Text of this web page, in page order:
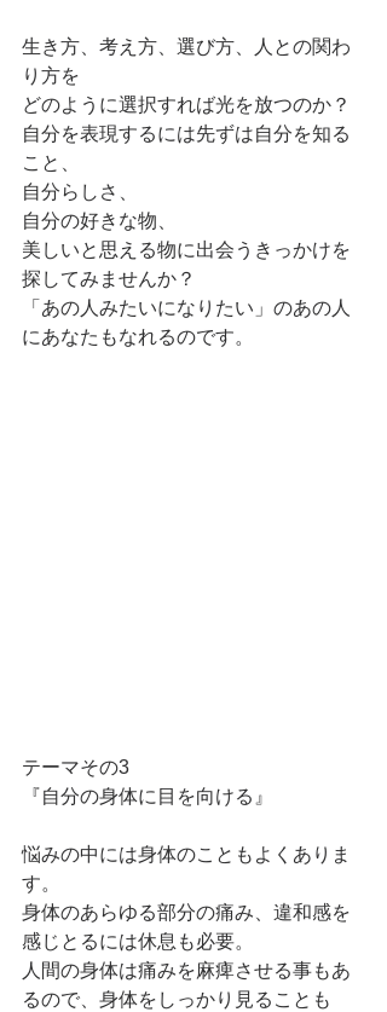
生き方、考え方、選び方、人との関わ
り方を
どのように選択すれば光を放つのか？
自分を表現するには先ずは自分を知る
こと、
自分らしさ、
自分の好きな物、
美しいと思える物に出会うきっかけを
探してみませんか？
「あの人みたいになりたい」のあの人
にあなたもなれるのです。
テーマその3
『自分の身体に目を向ける』
悩みの中には身体のこともよくありま
す。
身体のあらゆる部分の痛み、違和感を
感じとるには休息も必要。
人間の身体は痛みを麻痺させる事もあ
るので、身体をしっかり見ることも